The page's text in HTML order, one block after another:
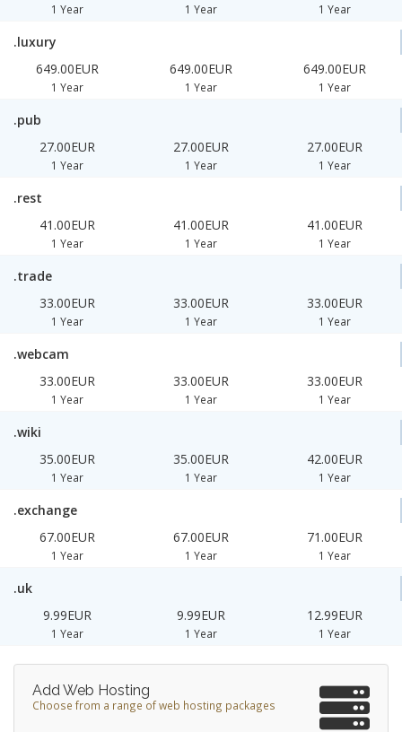
1 Year 1 Year 1 Year
.luxury
649.00EUR
1 Year
649.00EUR
1 Year
649.00EUR
1 Year
.pub
27.00EUR
1 Year
27.00EUR
1 Year
27.00EUR
1 Year
.rest
41.00EUR
1 Year
41.00EUR
1 Year
41.00EUR
1 Year
.trade
33.00EUR
1 Year
33.00EUR
1 Year
33.00EUR
1 Year
.webcam
33.00EUR
1 Year
33.00EUR
1 Year
33.00EUR
1 Year
.wiki
35.00EUR
1 Year
35.00EUR
1 Year
42.00EUR
1 Year
.exchange
67.00EUR
1 Year
67.00EUR
1 Year
71.00EUR
1 Year
.uk
9.99EUR
1 Year
9.99EUR
1 Year
12.99EUR
1 Year
Add Web Hosting
Choose from a range of web hosting packages